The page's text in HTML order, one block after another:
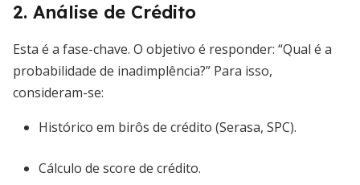
2. Análise de Crédito
Esta é a fase-chave. O objetivo é responder: “Qual é a
probabilidade de inadimplência?” Para isso,
consideram-se:
Histórico em birôs de crédito (Serasa, SPC).
Cálculo de score de crédito.